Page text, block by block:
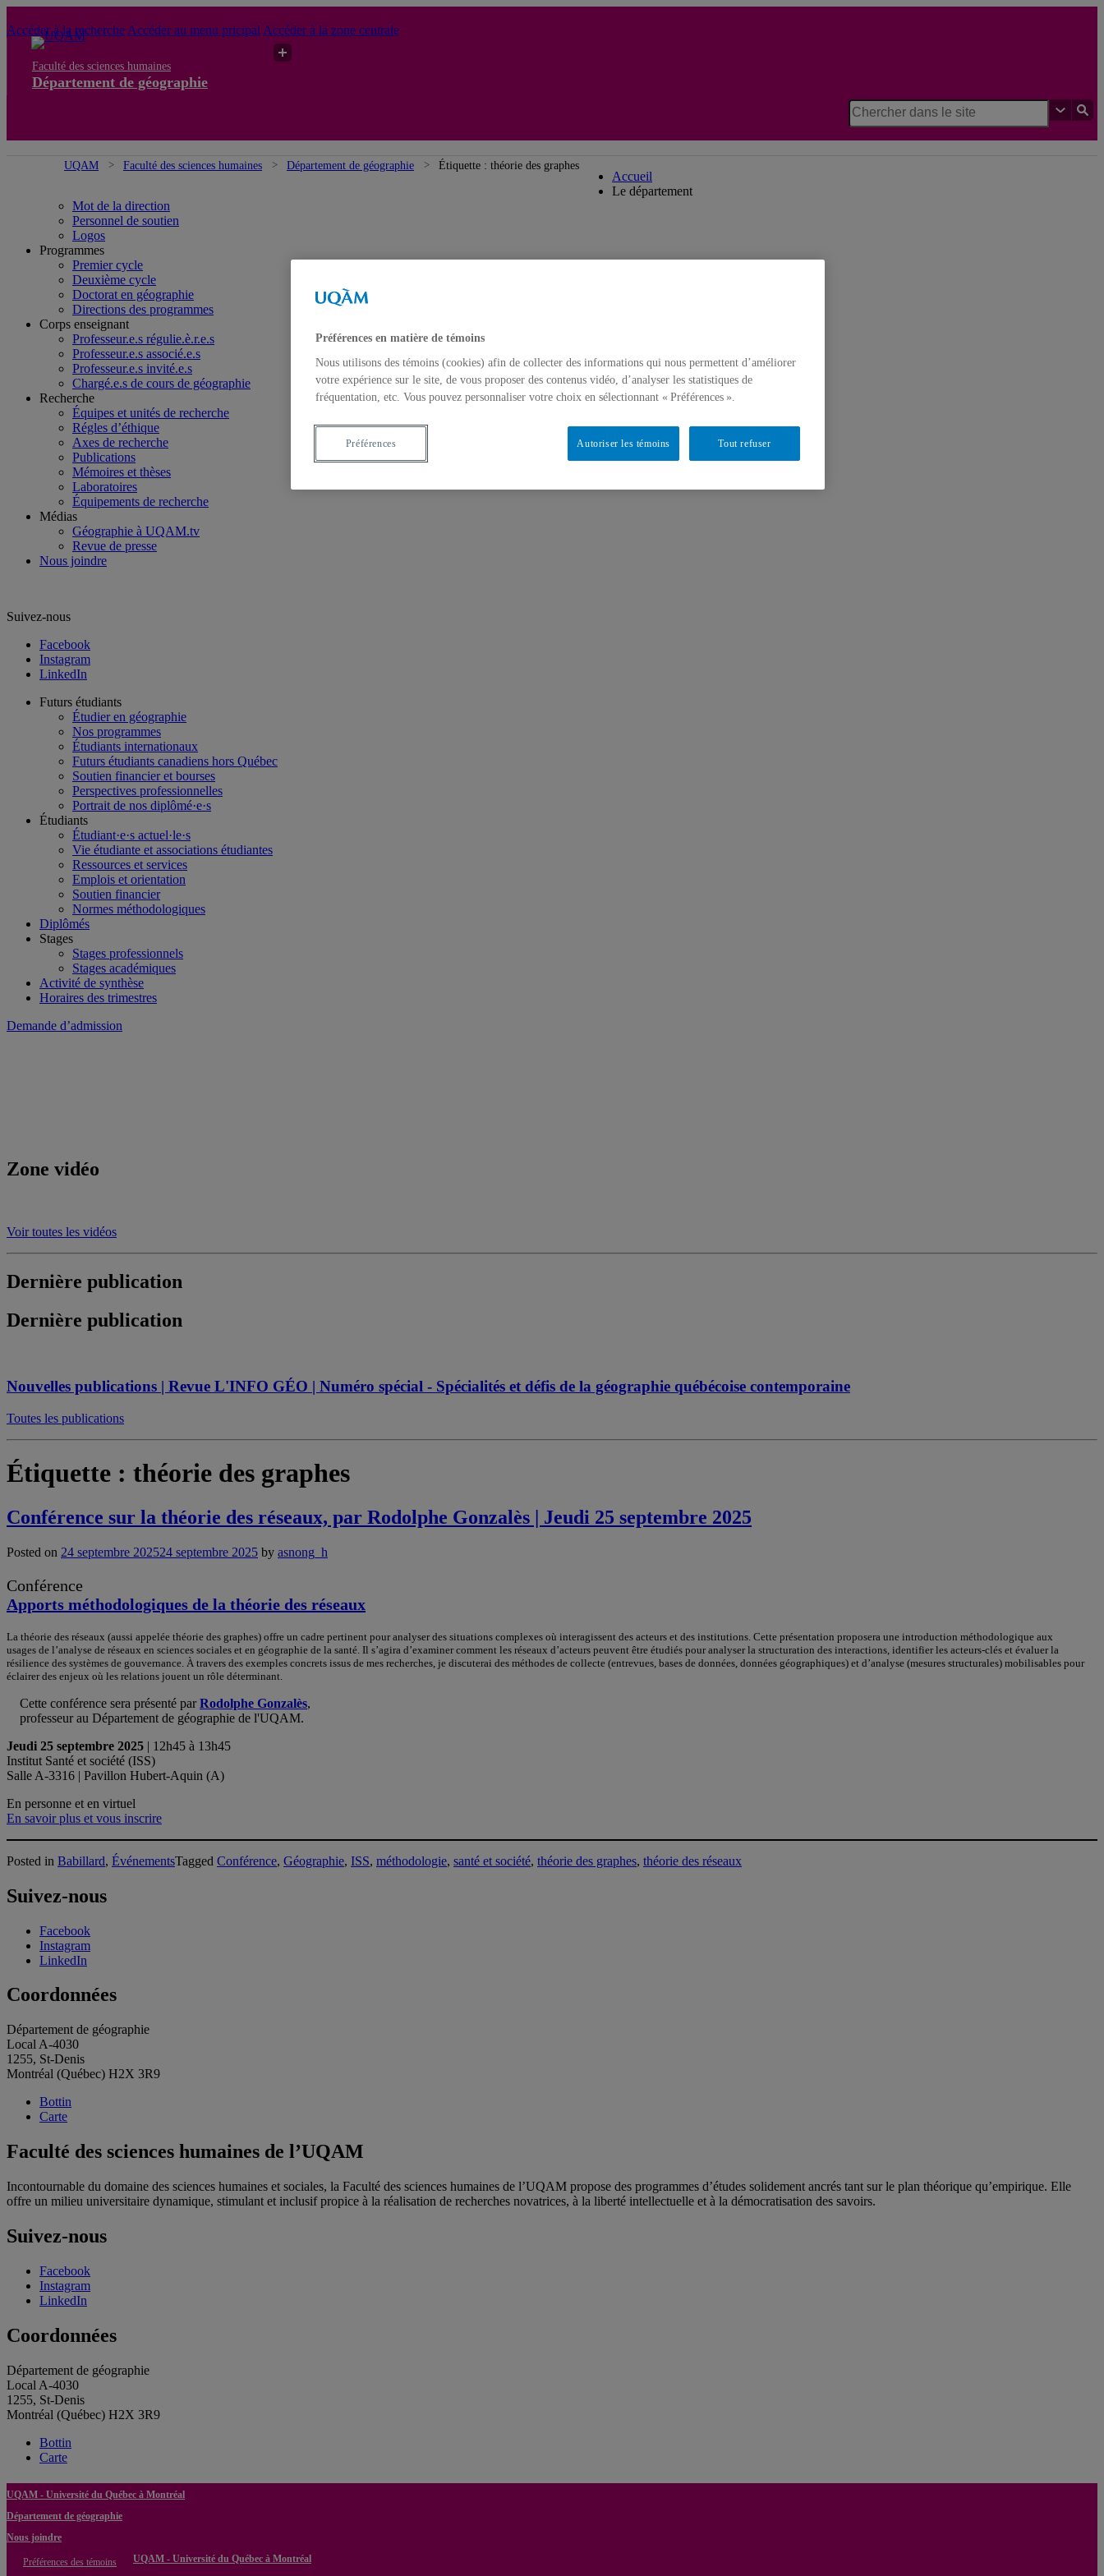
Accéder à la recherche Accéder au menu pricipal Accéder à la zone centrale
Faculté des sciences humaines
Département de géographie
UQAM Faculté des sciences humaines Département de géographie Étiquette : théorie des graphes
Accueil
Le département
Mot de la direction
Personnel de soutien
Logos
Programmes
Premier cycle
Deuxième cycle
Doctorat en géographie
Directions des programmes
Corps enseignant
Professeur.e.s régulie.è.r.e.s
Professeur.e.s associé.e.s
Professeur.e.s invité.e.s
Chargé.e.s de cours de géographie
Recherche
Équipes et unités de recherche
Régles d’éthique
Axes de recherche
Publications
Mémoires et thèses
Laboratoires
Équipements de recherche
Médias
Géographie à UQAM.tv
Revue de presse
Nous joindre
Suivez-nous
Facebook
Instagram
LinkedIn
Futurs étudiants
Étudier en géographie
Nos programmes
Étudiants internationaux
Futurs étudiants canadiens hors Québec
Soutien financier et bourses
Perspectives professionnelles
Portrait de nos diplômé·e·s
Étudiants
Étudiant·e·s actuel·le·s
Vie étudiante et associations étudiantes
Ressources et services
Emplois et orientation
Soutien financier
Normes méthodologiques
Diplômés
Stages
Stages professionnels
Stages académiques
Activité de synthèse
Horaires des trimestres
Demande d’admission
Zone vidéo
Voir toutes les vidéos
Dernière publication
Dernière publication
Nouvelles publications | Revue L'INFO GÉO | Numéro spécial - Spécialités et défis de la géographie québécoise contemporaine
Toutes les publications
Étiquette : théorie des graphes
Conférence sur la théorie des réseaux, par Rodolphe Gonzalès | Jeudi 25 septembre 2025
Posted on 24 septembre 202524 septembre 2025 by asnong_h
Conférence
Apports méthodologiques de la théorie des réseaux
La théorie des réseaux (aussi appelée théorie des graphes) offre un cadre pertinent pour analyser des situations complexes où interagissent des acteurs et des institutions. Cette présentation proposera une introduction méthodologique aux
usages de l’analyse de réseaux en sciences sociales et en géographie de la santé. Il s’agira d’examiner comment les réseaux d’acteurs peuvent être étudiés pour analyser la structuration des interactions, identifier les acteurs-clés et évaluer la
résilience des systèmes de gouvernance. À travers des exemples concrets issus de mes recherches, je discuterai des méthodes de collecte (entrevues, bases de données, données géographiques) et d’analyse (mesures structurales) mobilisables pour
éclairer des enjeux où les relations jouent un rôle déterminant.
Cette conférence sera présenté parRodolphe Gonzalès,
professeur au Département de géographie de l'UQAM.
Jeudi 25 septembre 2025 | 12h45 à 13h45
Institut Santé et société (ISS)
Salle A-3316 | Pavillon Hubert-Aquin (A)
En personne et en virtuel
En savoir plus et vous inscrire
Posted in Babillard, ÉvénementsTagged Conférence, Géographie, ISS, méthodologie, santé et société, théorie des graphes, théorie des réseaux
Suivez-nous
Facebook
Instagram
LinkedIn
Coordonnées
Département de géographie
Local A-4030
1255, St-Denis
Montréal (Québec) H2X 3R9
Bottin
Carte
Faculté des sciences humaines de l’UQAM
Incontournable du domaine des sciences humaines et sociales, la Faculté des sciences humaines de l’UQAM propose des programmes d’études solidement ancrés tant sur le plan théorique qu’empirique. Elle
offre un milieu universitaire dynamique, stimulant et inclusif propice à la réalisation de recherches novatrices, à la liberté intellectuelle et à la démocratisation des savoirs.
Suivez-nous
Facebook
Instagram
LinkedIn
Coordonnées
Département de géographie
Local A-4030
1255, St-Denis
Montréal (Québec) H2X 3R9
Bottin
Carte
UQAM - Université du Québec à Montréal
Département de géographie
Nous joindre
Préférences des témoins
UQAM - Université du Québec à Montréal
Préférences en matière de témoins
Nous utilisons des témoins (cookies) afin de collecter des informations qui nous permettent d’améliorer
votre expérience sur le site, de vous proposer des contenus vidéo, d’analyser les statistiques de
fréquentation, etc. Vous pouvez personnaliser votre choix en sélectionnant « Préférences ».
Tout refuser
Autoriser les témoins
Préférences